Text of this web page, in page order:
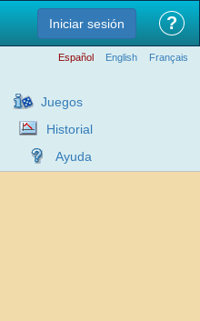
Iniciar sesión ?
Español English Français
Juegos
Historial
Ayuda